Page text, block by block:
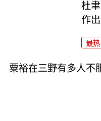
杜
作
最热
粟裕在三野有多人不